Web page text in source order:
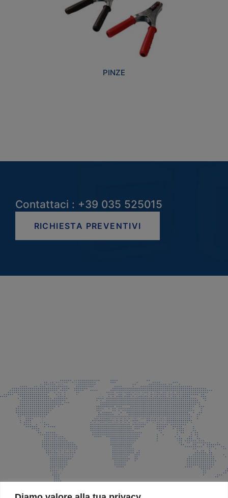
PINZE
Contattaci : +39 035 525015
RICHIESTA PREVENTIVI
info@faeg.it
COMMERCIALE E SPEDIZIONI
Via Padre Elzi, 32 Grassobbio (BG)
035 525015
035 335037
info@faeg.it
SITE MAP